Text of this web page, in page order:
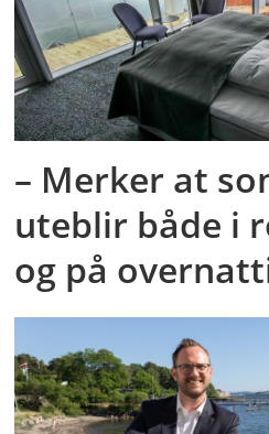
– Merker at
uteblir både i
og på